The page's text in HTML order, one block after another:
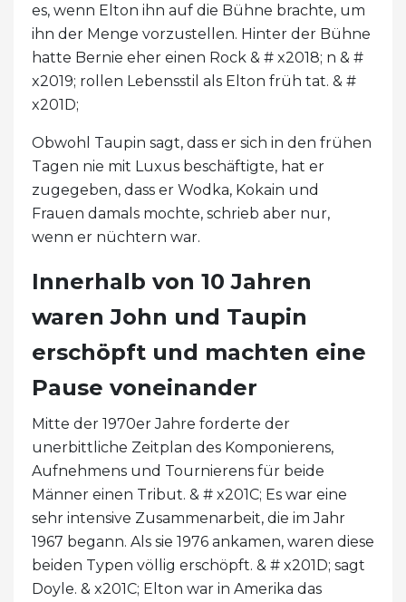
es, wenn Elton ihn auf die Bühne brachte, um
ihn der Menge vorzustellen. Hinter der Bühne
hatte Bernie eher einen Rock & # x2018; n & #
x2019; rollen Lebensstil als Elton früh tat. & #
x201D;
Obwohl Taupin sagt, dass er sich in den frühen
Tagen nie mit Luxus beschäftigte, hat er
zugegeben, dass er Wodka, Kokain und
Frauen damals mochte, schrieb aber nur,
wenn er nüchtern war.
Innerhalb von 10 Jahren
waren John und Taupin
erschöpft und machten eine
Pause voneinander
Mitte der 1970er Jahre forderte der
unerbittliche Zeitplan des Komponierens,
Aufnehmens und Tournierens für beide
Männer einen Tribut. & # x201C; Es war eine
sehr intensive Zusammenarbeit, die im Jahr
1967 begann. Als sie 1976 ankamen, waren diese
beiden Typen völlig erschöpft. & # x201D; sagt
Doyle. & x201C; Elton war in Amerika das